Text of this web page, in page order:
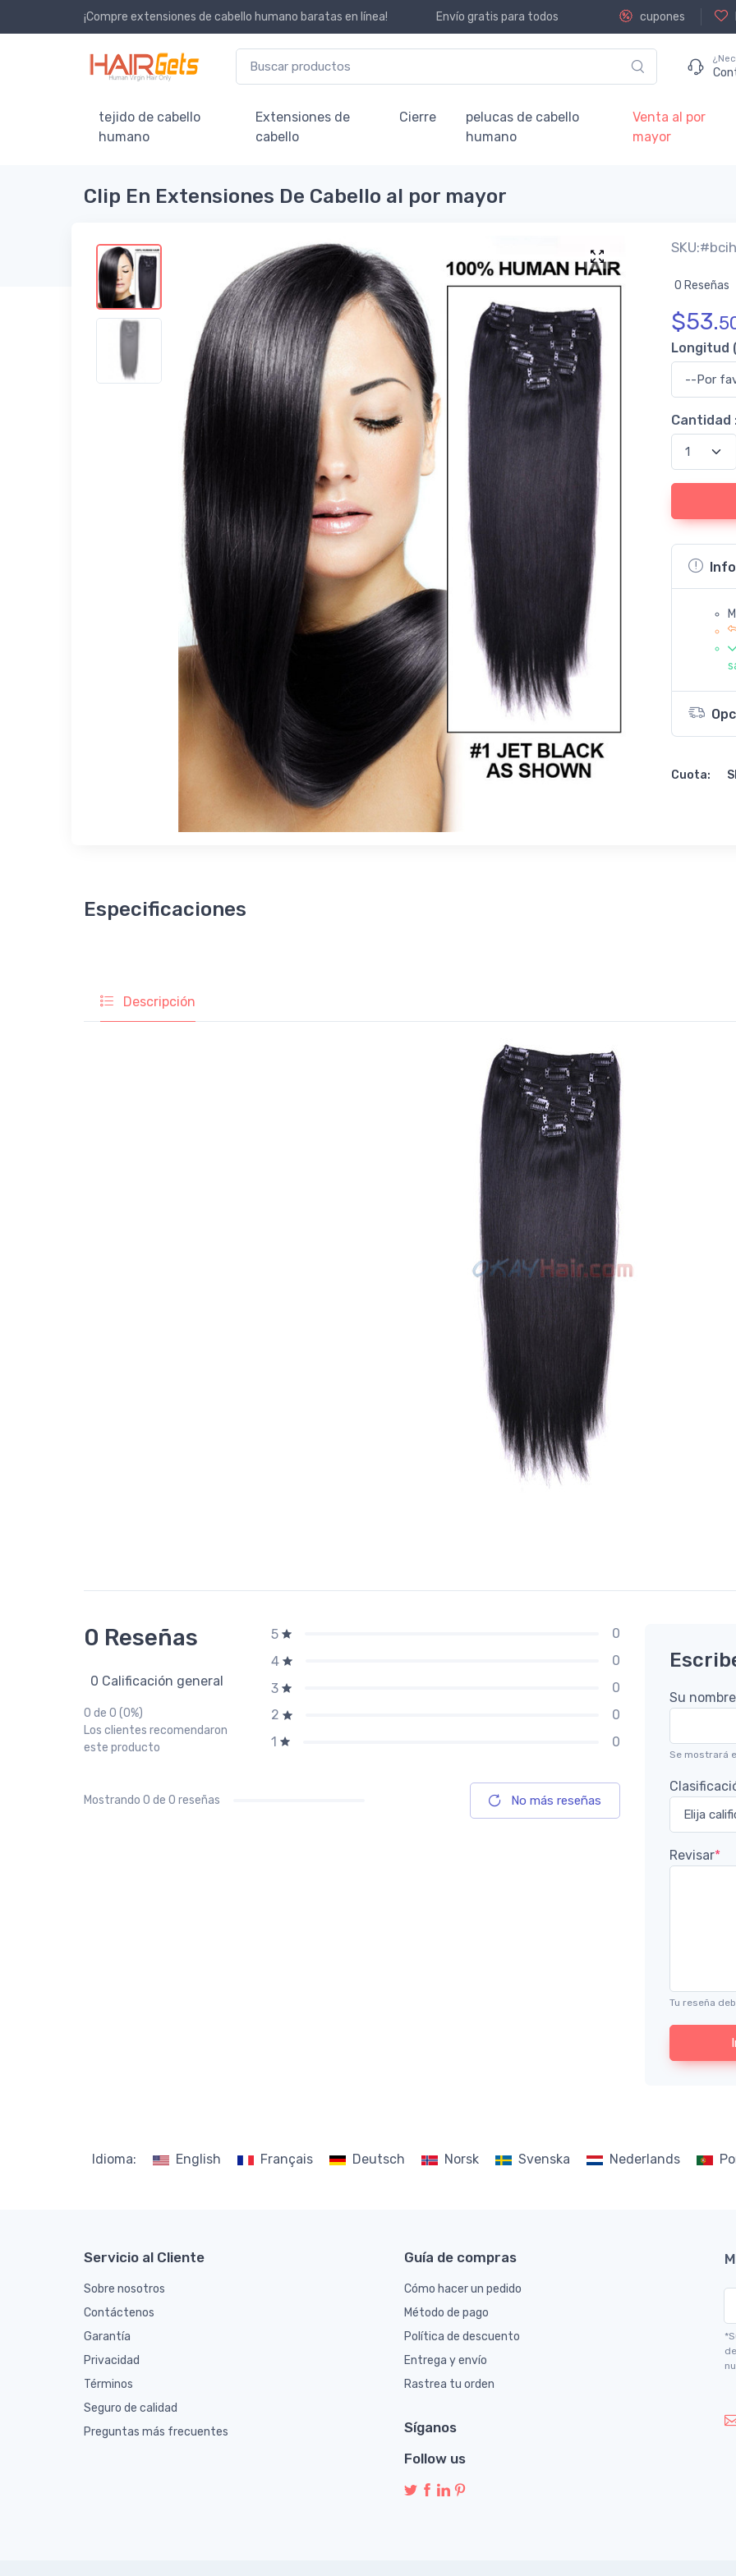
¡Compre extensiones de cabello humano baratas en línea! Envío gratis para todos cupones
tejido de cabello
humano
Extensiones de
cabello
Cierre
pelucas de cabello
humano
Venta al por
mayor
Clip En Extensiones De Cabello al por mayor
0 Reseñas
$53.
Longitud
Cantidad
Cuota:
Especificaciones
Descripción
0 Reseñas
0 Calificación general
0 de 0 (0%)
Los clientes recomendaron
este producto
5
0
4
0
3
0
2
0
1
0
Mostrando 0 de 0 reseñas No más reseñas
Su nombre
Se mostrará
Revisar*
Tu reseña
Idioma: English Français Deutsch Norsk Svenska Nederlands
Servicio al Cliente
Sobre nosotros
Contáctenos
Garantía
Privacidad
Términos
Seguro de calidad
Preguntas más frecuentes
Guía de compras
Cómo hacer un pedido
Método de pago
Política de descuento
Entrega y envío
Rastrea tu orden
Síganos
Follow us